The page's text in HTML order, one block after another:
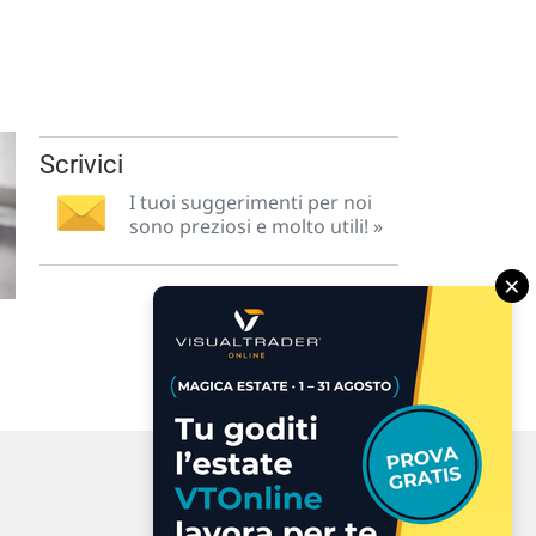
Scrivici
I tuoi suggerimenti per noi
sono preziosi e molto utili! »
×